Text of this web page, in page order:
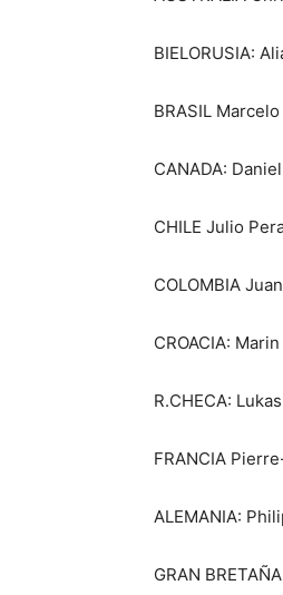
BIELORUSIA:
BRASIL
CANADA:
CHILE Julio
COLOMBIA
CROACIA:
R.CHECA:
FRANCIA
ALEMANIA:
GRAN